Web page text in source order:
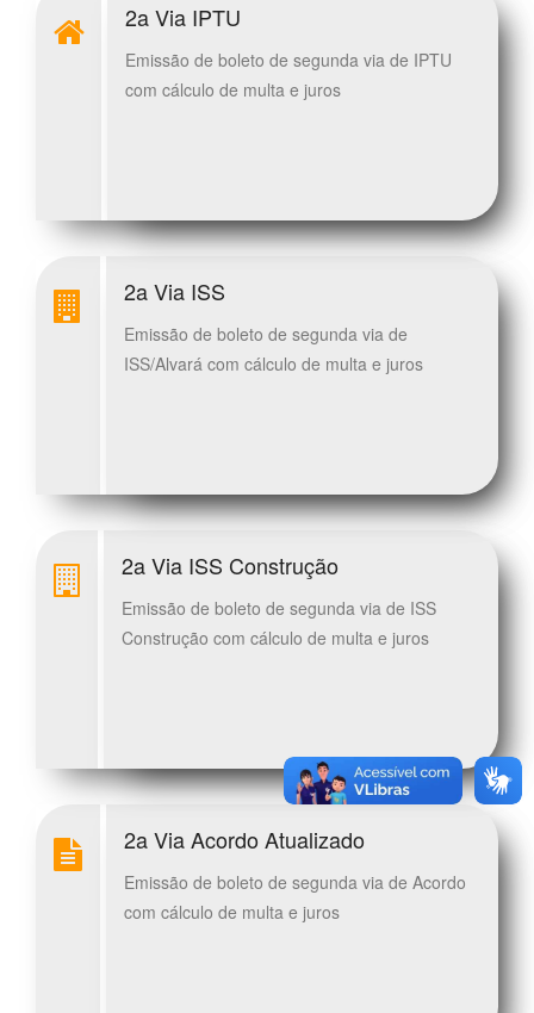
2a Via IPTU
Emissão de boleto de segunda via de IPTU
com cálculo de multa e juros
2a Via ISS
Emissão de boleto de segunda via de
ISS/Alvará com cálculo de multa e juros
2a Via ISS Construção
Emissão de boleto de segunda via de ISS
Construção com cálculo de multa e juros
2a Via Acordo Atualizado
Emissão de boleto de segunda via de Acordo
com cálculo de multa e juros